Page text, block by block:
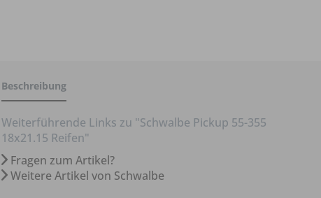
Beschreibung
Weiterführende Links zu "Schwalbe Pickup 55-355
18x21.15 Reifen"
Fragen zum Artikel?
Weitere Artikel von Schwalbe